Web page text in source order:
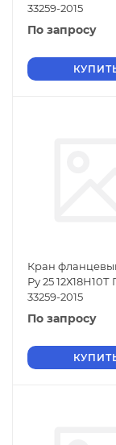
33259-2015
По запросу
Кран
Ру 25 12Х18Н10Т
33259-2015
По запросу